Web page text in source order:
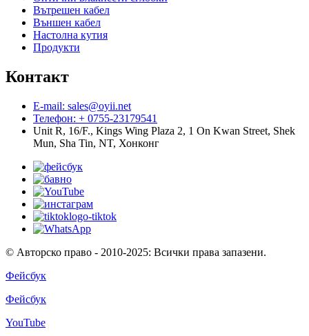
Вътрешен кабел
Външен кабел
Настолна кутия
Продукти
Контакт
E-mail: sales@oyii.net
Телефон: + 0755-23179541
Unit R, 16/F., Kings Wing Plaza 2, 1 On Kwan Street, Shek
Mun, Sha Tin, NT, Хонконг
© Авторско право - 2010-2025: Всички права запазени.
Фейсбук
Фейсбук
YouTube